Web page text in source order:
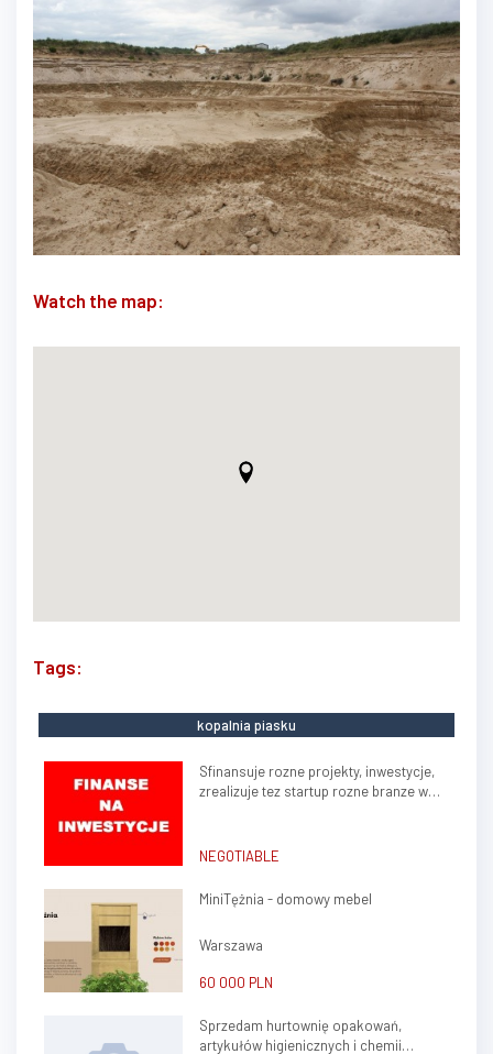
Watch the map:
Tags:
kopalnia piasku
Sfinansuje rozne projekty, inwestycje,
zrealizuje tez startup rozne branze w
NEGOTIABLE
MiniTężnia - domowy mebel
Warszawa
60 000 PLN
Sprzedam hurtownię opakowań,
artykułów higienicznych i chemii